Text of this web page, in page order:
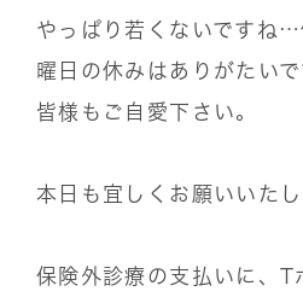
やっぱり若くないですね
曜日の休みはありがたいで
皆様もご自愛下さい。
本日も宜しくお願いいたし
保険外診療の支払いに、T